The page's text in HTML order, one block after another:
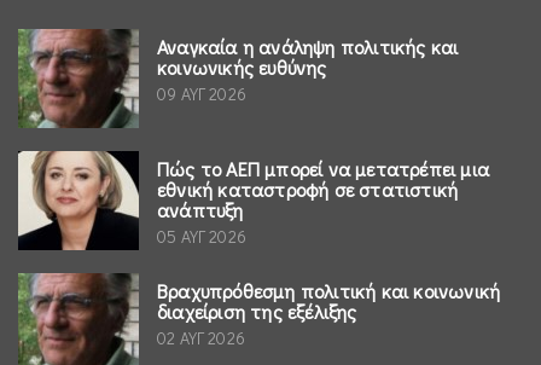
Αναγκαία η ανάληψη πολιτικής και
κοινωνικής ευθύνης
09 ΑΥΓ 2026
Πώς το ΑΕΠ μπορεί να μετατρέπει μια
εθνική καταστροφή σε στατιστική
ανάπτυξη
05 ΑΥΓ 2026
Βραχυπρόθεσμη πολιτική και κοινωνική
διαχείριση της εξέλιξης
02 ΑΥΓ 2026